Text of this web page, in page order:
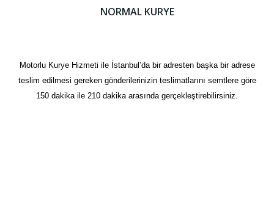
NORMAL KURYE
Motorlu Kurye Hizmeti ile İstanbul’da bir adresten başka bir adrese
teslim edilmesi gereken gönderilerinizin teslimatlarını semtlere göre
150 dakika ile 210 dakika arasında gerçekleştirebilirsiniz.